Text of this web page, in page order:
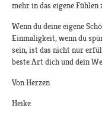
mehr in das eigene Fühlen
Wenn du deine eigene
Einmaligkeit, wenn du
sein, ist das nicht nur
beste Art dich und dein
Von Herzen
Heike